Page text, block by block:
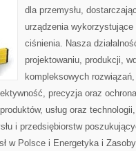
dla przemysłu,
urządzenia
ciśnienia. Nasza
projektowaniu, produkcji,
kompleksowych
precyzja oraz
usług oraz
i przedsiębiorstw
w Polsce i Energetyka i